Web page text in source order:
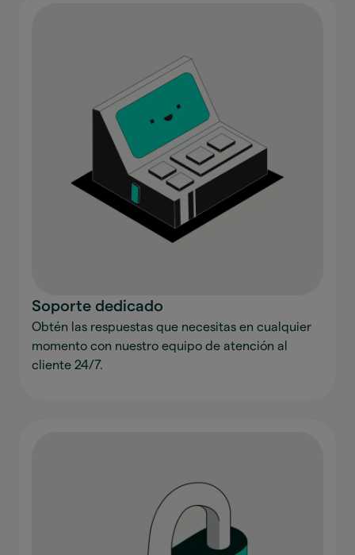
Soporte dedicado
Obtén las respuestas que necesitas en cualquier
momento con nuestro equipo de atención al
cliente 24/7.